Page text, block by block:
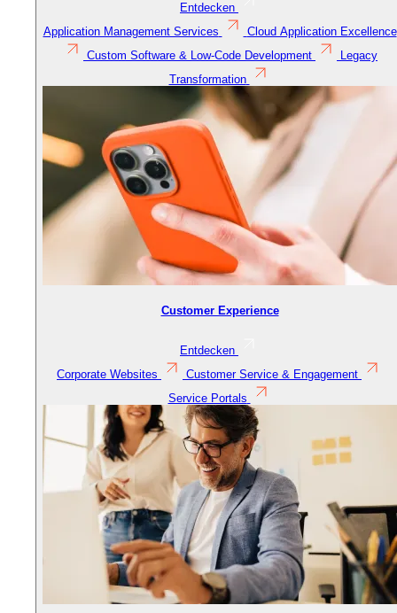
Entdecken
Application Management Services
Cloud Application Excellence
Custom Software & Low-Code Development
Legacy
Transformation
Customer Experience
Entdecken
Corporate Websites
Customer Service & Engagement
Service Portals